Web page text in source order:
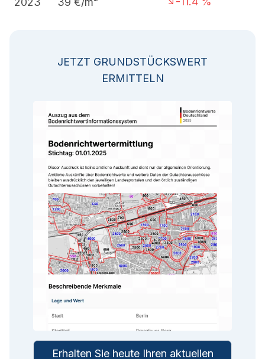
JETZT GRUNDSTÜCKSWERT
ERMITTELN
Erhalten Sie heute Ihren aktuellen